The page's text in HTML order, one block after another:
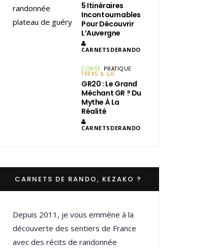
5 Itinéraires
Incontournables
Pour Découvrir
L’Auvergne
CARNETSDERANDO
CORSE PRATIQUE
TREKS & GR
GR20 : Le Grand
Méchant GR ? Du
Mythe À La
Réalité
CARNETSDERANDO
CARNETS DE RANDO, KEZAKO ?
Depuis 2011, je vous emmène à la
découverte des sentiers de France
avec des récits de randonnée